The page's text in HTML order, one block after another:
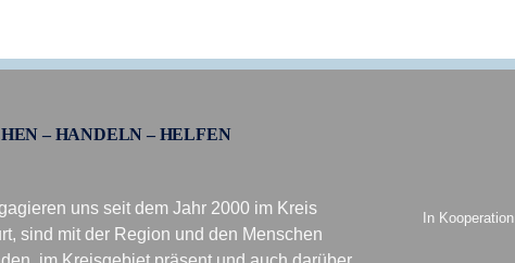
– HANDELN – HELFEN
uns seit dem Jahr 2000 im Kreis
sind mit der Region und den Menschen
In